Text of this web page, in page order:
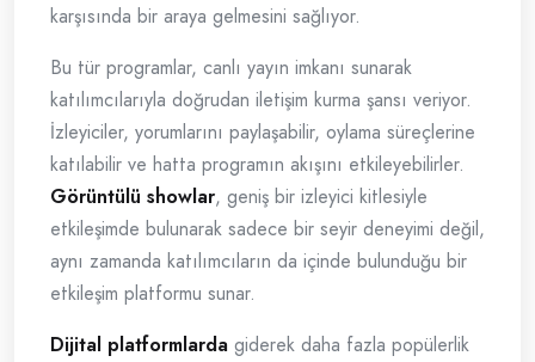
karşısında bir araya gelmesini sağlıyor.
Bu tür programlar, canlı yayın imkanı sunarak
katılımcılarıyla doğrudan iletişim kurma şansı veriyor.
İzleyiciler, yorumlarını paylaşabilir, oylama süreçlerine
katılabilir ve hatta programın akışını etkileyebilirler.
Görüntülü showlar, geniş bir izleyici kitlesiyle
etkileşimde bulunarak sadece bir seyir deneyimi değil,
aynı zamanda katılımcıların da içinde bulunduğu bir
etkileşim platformu sunar.
Dijital platformlarda giderek daha fazla popülerlik